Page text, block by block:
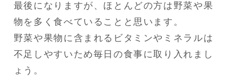
最後になりますが、ほとんどの方は野菜や果
物を多く食べていることと思います。
野菜や果物に含まれるビタミンやミネラルは
不足しやすいため毎日の食事に取り入れまし
ょう。